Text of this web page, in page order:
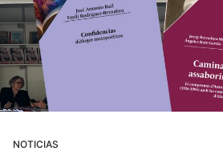
NOTICIAS